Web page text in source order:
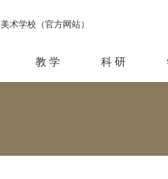
教 学 科 研